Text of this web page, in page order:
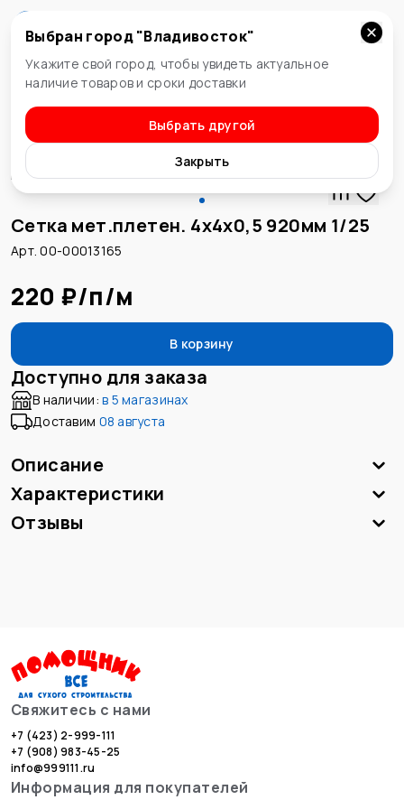
Владивосток
Выбран город "Владивосток"
Укажите свой город, чтобы увидеть актуальное
наличие товаров и сроки доставки
Выбрать другой
Закрыть
Сетки
Сетка мет.плетен. 4х4х0,5 920мм 1/25
Арт. 00-00013165
220 ₽/п/м
В корзину
Доступно для заказа
В наличии: в 5 магазинах
Доставим 08 августа
Описание
Характеристики
Отзывы
Свяжитесь с нами
+7 (423) 2-999-111
+7 (908) 983-45-25
info@999111.ru
Информация для покупателей